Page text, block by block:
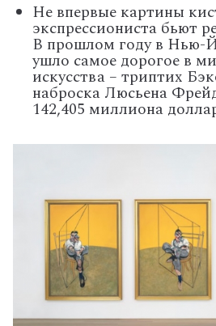
Не впервые картины
экспрессиониста бьют
В прошлом году в Нью-
ушло самое дорогое в
искусства – триптих
наброска Люсьена
142,405 миллиона